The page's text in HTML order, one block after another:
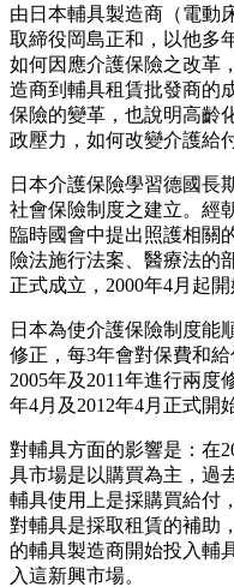
由日本輔具製造商（電動
取締役岡島正和，以他多
如何因應介護保險之改革
造商到輔具租賃批發商的
保險的變革，也說明高齡
政壓力，如何改變介護給
日本介護保險學習德國長
社會保險制度之建立。經
臨時國會中提出照護相關
險法施行法案、醫療法的
正式成立，2000年4月起
日本為使介護保險制度能
修正，每3年會對保費和
2005年及2011年進行兩度
年4月及2012年4月正式開
對輔具方面的影響是：在
具市場是以購買為主，過
輔具使用上是採購買給付
對輔具是採取租賃的補助
的輔具製造商開始投入輔
入這新興市場。